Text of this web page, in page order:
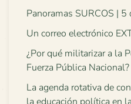
Panoramas SURCOS |
Un correo electrónico
¿Por qué militarizar a la
Fuerza Pública Nacional?
La agenda rotativa de